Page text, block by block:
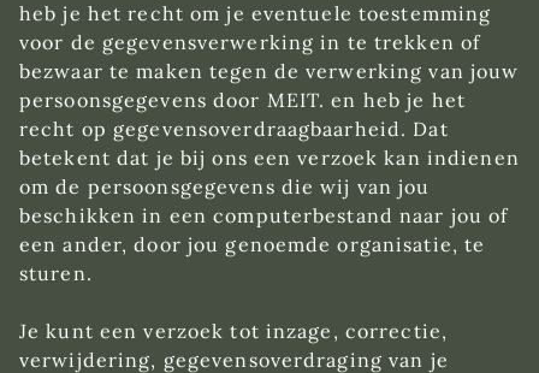
heb je het recht om je eventuele toestemming
voor de gegevensverwerking in te trekken of
bezwaar te maken tegen de verwerking van jouw
persoonsgegevens door MEIT. en heb je het
recht op gegevensoverdraagbaarheid. Dat
betekent dat je bij ons een verzoek kan indienen
om de persoonsgegevens die wij van jou
beschikken in een computerbestand naar jou of
een ander, door jou genoemde organisatie, te
sturen.
Je kunt een verzoek tot inzage, correctie,
verwijdering, gegevensoverdraging van je